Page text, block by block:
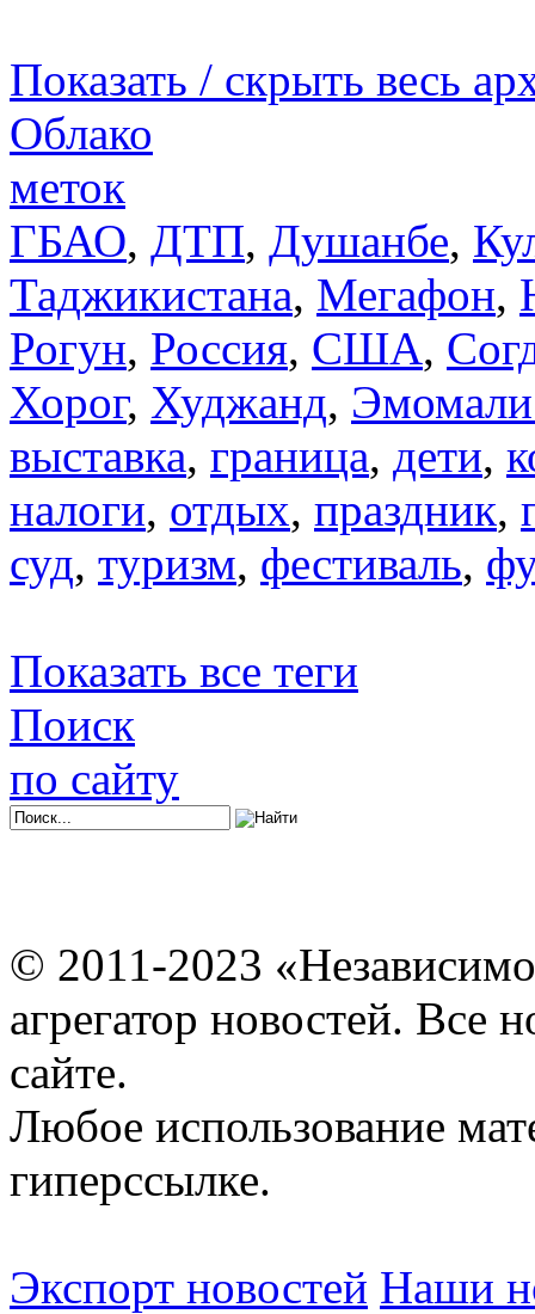
Показать / скрыть весь
Облако
меток
ГБАО, ДТП, Душанбе,
Таджикистана, Мегафон,
Рогун, Россия, США,
Хорог, Худжанд,
выставка, граница, дети,
налоги, отдых, праздник,
суд, туризм, фестиваль,
Показать все теги
Поиск
по сайту
© 2011-2023
агрегатор новостей. Все
сайте.
Любое использование
гиперссылке.
Экспорт новостей Наши